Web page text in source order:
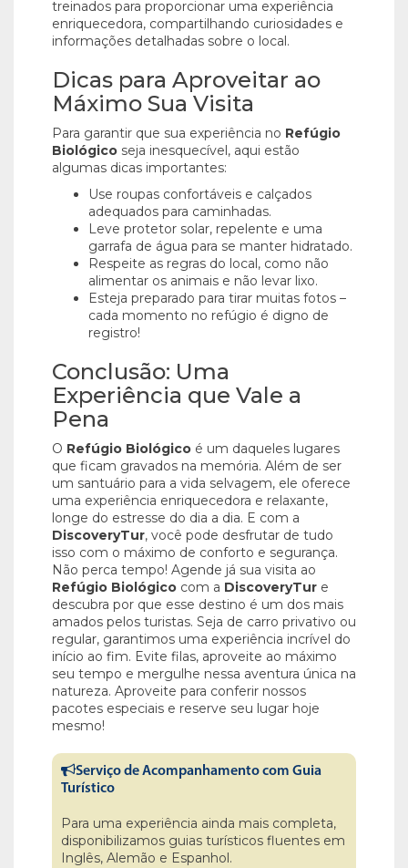
treinados para proporcionar uma experiência
enriquecedora, compartilhando curiosidades e
informações detalhadas sobre o local.
Dicas para Aproveitar ao
Máximo Sua Visita
Para garantir que sua experiência no Refúgio
Biológico seja inesquecível, aqui estão
algumas dicas importantes:
Use roupas confortáveis e calçados
adequados para caminhadas.
Leve protetor solar, repelente e uma
garrafa de água para se manter hidratado.
Respeite as regras do local, como não
alimentar os animais e não levar lixo.
Esteja preparado para tirar muitas fotos –
cada momento no refúgio é digno de
registro!
Conclusão: Uma
Experiência que Vale a
Pena
O Refúgio Biológico é um daqueles lugares
que ficam gravados na memória. Além de ser
um santuário para a vida selvagem, ele oferece
uma experiência enriquecedora e relaxante,
longe do estresse do dia a dia. E com a
DiscoveryTur, você pode desfrutar de tudo
isso com o máximo de conforto e segurança.
Não perca tempo! Agende já sua visita ao
Refúgio Biológico com a DiscoveryTur e
descubra por que esse destino é um dos mais
amados pelos turistas. Seja de carro privativo ou
regular, garantimos uma experiência incrível do
início ao fim. Evite filas, aproveite ao máximo
seu tempo e mergulhe nessa aventura única na
natureza. Aproveite para conferir nossos
pacotes especiais e reserve seu lugar hoje
mesmo!
Serviço de Acompanhamento com Guia
Turístico
Para uma experiência ainda mais completa,
disponibilizamos guias turísticos fluentes em
Inglês, Alemão e Espanhol.